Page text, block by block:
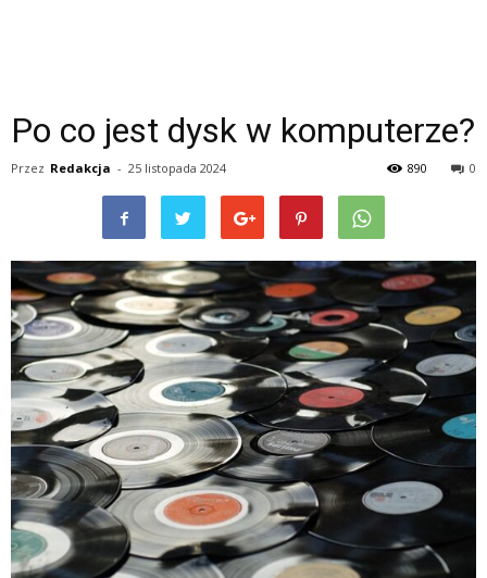
Po co jest dysk w komputerze?
Przez Redakcja - 25 listopada 2024 0
890